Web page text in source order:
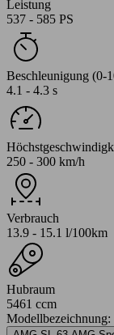
Leistung
537 - 585 PS
Beschleunigung (0-
4.1 - 4.3 s
250 - 300 km/h
Verbrauch
13.9 - 15.1 l/100km
Hubraum
5461 ccm
Modellbezeichnung: